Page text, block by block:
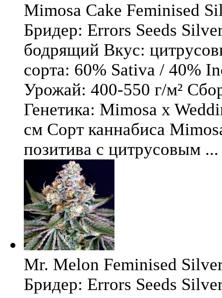
Mimosa Cake Feminised
Бридер: Errors Seeds
бодрящий Вкус:
сорта: 60% Sativa / 40%
Урожай: 400-550 г/м²
Генетика: Mimosa x
см Сорт каннабиса
позитива с цитрусовым ...
Mr. Melon Feminised
Бридер: Errors Seeds